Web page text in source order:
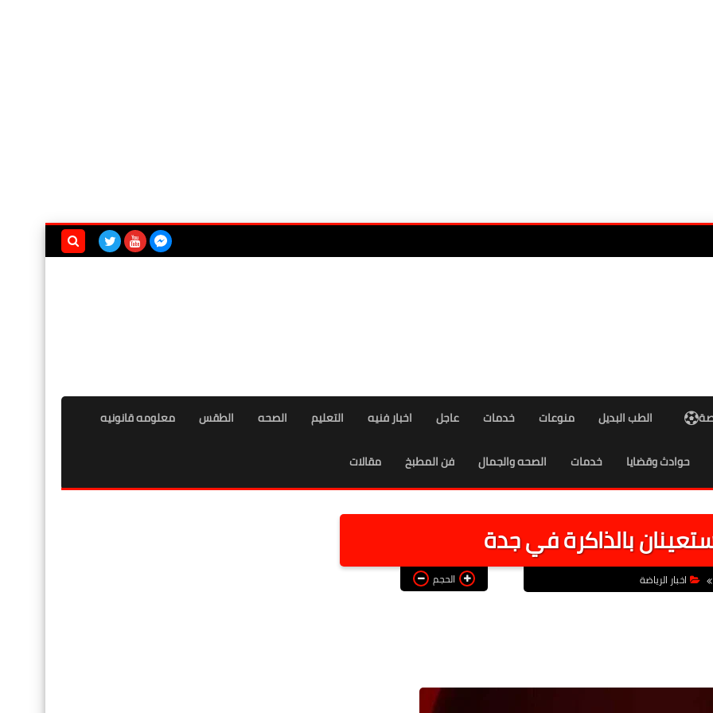
الطب البديل منوعات خدمات عاجل اخبار فنيه التعليم الصحه الطقس معلومه قانونيه
حوادث وقضايا خدمات الصحه والجمال فن المطبخ مقالات
بالذاكرة في جدة
اخبار الرياضة الحجم